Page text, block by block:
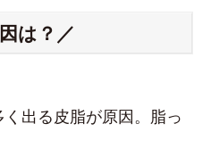
は？／
出る皮脂が原因。脂っ